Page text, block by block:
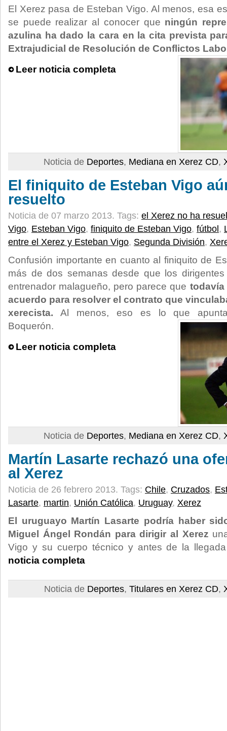
El Xerez pasa de Esteban Vigo. Al menos, esa
se puede realizar al conocer que ningún
azulina ha dado la cara en la cita prevista
Extrajudicial de Resolución de Conflictos
Leer noticia completa
Noticia de Deportes, Mediana en Xerez CD,
El finiquito de Esteban Vigo
resuelto
Noticia de 07 marzo 2013. Tags: el Xerez no ha
Vigo, Esteban Vigo, finiquito de Esteban Vigo, fútbol ,
entre el Xerez y Esteban Vigo, Segunda División,
Confusión importante en cuanto al finiquito de
más de dos semanas desde que los
entrenador malagueño, pero parece que todavía
acuerdo para resolver el contrato que
xerecista. Al menos, eso es lo que
Boquerón.
Leer noticia completa
Noticia de Deportes, Mediana en Xerez CD,
Martín Lasarte rechazó una
al Xerez
Noticia de 26 febrero 2013. Tags: Chile, Cruzados,
Lasarte, martin, Unión Católica, Uruguay, Xerez
El uruguayo Martín Lasarte podría haber
Miguel Ángel Rondán para dirigir al Xerez
Vigo y su cuerpo técnico y antes de la
noticia completa
Noticia de Deportes, Titulares en Xerez CD,